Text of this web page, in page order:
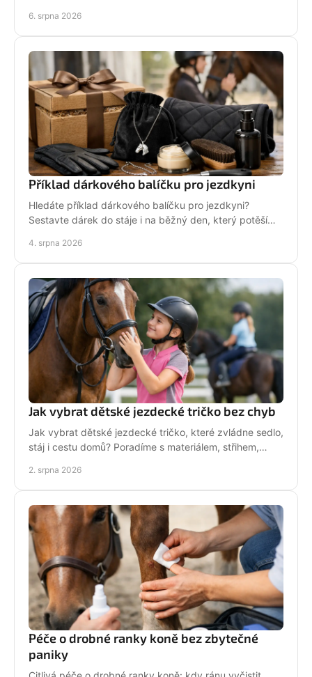
6. srpna 2026
Příklad dárkového balíčku pro jezdkyni
Hledáte příklad dárkového balíčku pro jezdkyni?
Sestavte dárek do stáje i na běžný den, který potěší
4. srpna 2026
Jak vybrat dětské jezdecké tričko bez chyb
Jak vybrat dětské jezdecké tričko, které zvládne sedlo,
stáj i cestu domů? Poradíme s materiálem, střihem,
2. srpna 2026
Péče o drobné ranky koně bez zbytečné
paniky